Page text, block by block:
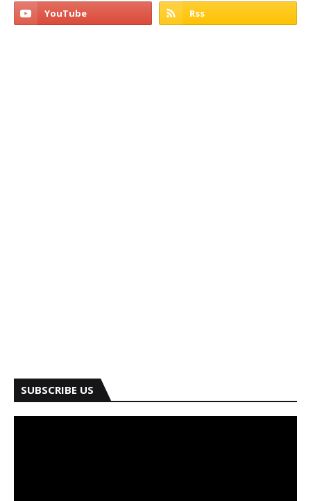
SUBSCRIBE US